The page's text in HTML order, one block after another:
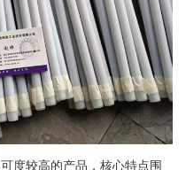
度较高的产品，核心特点围